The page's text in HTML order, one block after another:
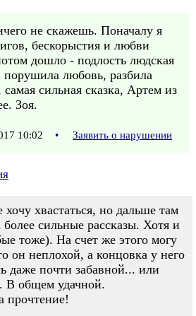
не скажешь. Поначалу я
бескорыстия и любви
дошло - подлость людская
порушила любовь, разбила
сильная сказка, Артем из
Зоя.
10:02 • Заявить о нарушении
хочу хвастаться, но дальше там
более сильные рассказы. Хотя и
тоже). На счет же этого могу
он неплохой, а концовка у него
даже почти забавной... или
В общем удачной.
прочтение!